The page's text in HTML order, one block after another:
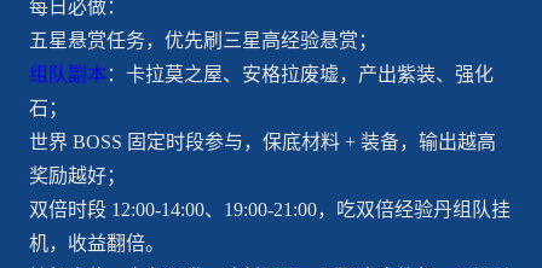
每日必做：
五星悬赏任务，优先刷三星高经验悬赏；
组队副本 ：卡拉莫之屋、安格拉废墟，产出紫装、强化
石；
世界 BOSS 固定时段参与，保底材料 + 装备，输出越高
奖励越好；
双倍时段 12:00-14:00、19:00-21:00，吃双倍经验丹组队挂
机，收益翻倍。